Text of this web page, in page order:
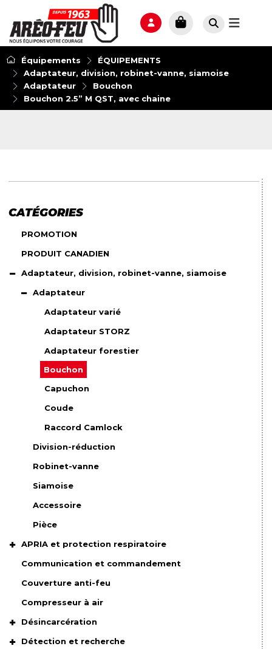
Équipements
ÉQUIPEMENTS
Adaptateur, division, robinet-vanne, siamoise
Adaptateur
Bouchon
Bouchon 2.5” M QST, avec chaine
CATÉGORIES
PROMOTION
PRODUIT CANADIEN
Adaptateur, division, robinet-vanne, siamoise
Adaptateur
Adaptateur varié
Adaptateur STORZ
Adaptateur forestier
Bouchon
Capuchon
Coude
Raccord Camlock
Division-réduction
Robinet-vanne
Siamoise
Accessoire
Pièce
APRIA et protection respiratoire
Communication et commandement
Couverture anti-feu
Compresseur à air
Désincarcération
Détection et recherche